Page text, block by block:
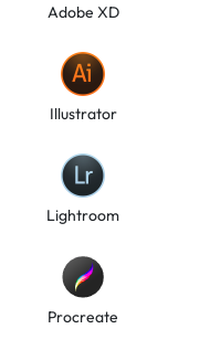
Adobe XD
Illustrator
Lightroom
Procreate